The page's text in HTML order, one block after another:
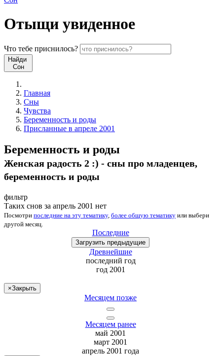
Отыщи увиденное
Что тебе приснилось?
Найди
Сон
Главная
Сны
Чувства
Беременность и роды
Присланные в апреле 2001
Беременность и роды
Женская радость 2 :) - сны про младенцев,
беременность и роды
фильтр
Таких снов за апрель 2001 нет
Посмотри последние на эту тематику, более общую тематику или выбери
другой месяц
Последние
Загрузить предыдущие
Древнейшие
последний год
год 2001
×Закрыть
Месяцем позже
Месяцем ранее
май 2001
март 2001
апрель 2001 года